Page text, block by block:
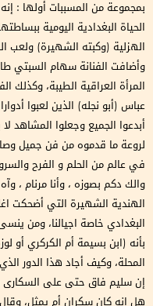
بمجموعة من المسببات أولها :
الحياة البغدادية اليومية
الهزلية (وكبته الشهيرة) ولعب
وأضافت الفنانة سهام السبتي
المرأة العراقية الطيبة، وكذلك
عباس (أبو نجله) الذين لعبوا
أبدعوا الجميع وجعلوا
لروعة ما قدموه من فن جميل
في عالم من الحلم و الفرح
والك دكم بصوزه ، وأنا مرنام ،
الهندية الشهيرة التي أضحكت
البغدادي خاصة اجيالنا، ومن
بأنه (ابن بسيمة أم الكركري أو
المحلة، وكيف أجاد هذا الدور
إن سليم فاق حتى على
هل انه كان سكران أم يمثل، وقال